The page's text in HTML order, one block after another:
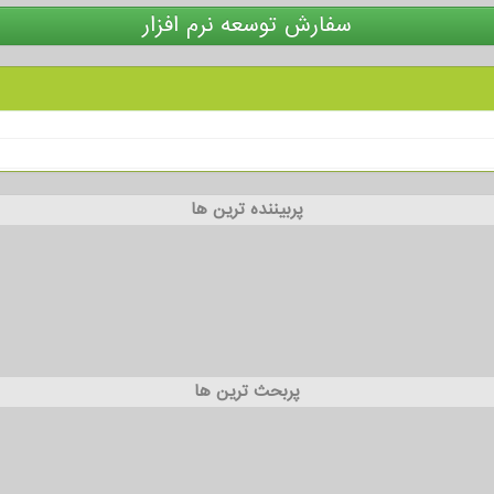
سفارش توسعه نرم افزار
پربیننده ترین ها
پربحث ترین ها